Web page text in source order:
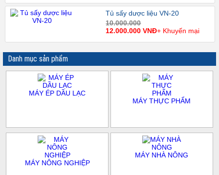
Tủ sấy dược liệu VN-20
10.000.000
12.000.000 VNĐ+ Khuyến mại
Danh mục sản phẩm
MÁY ÉP DẦU LẠC
MÁY THỰC PHẨM
MÁY NÔNG NGHIỆP
MÁY NHÀ NÔNG